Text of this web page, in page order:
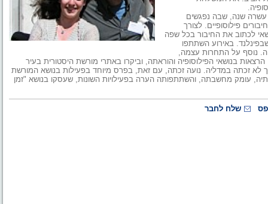
עשרה שנה, שבה נפגשים
פילוסופיים. לצורך
לכתוב את החיבור בכל שפה
באירוע השתתפו
נוסף על התחרות עצמה,
בנושאי הפילוסופיה והוראתה, וביקרו באתרי מורשת היסטורית בעיר
לא זכתה במדליה. נועה זכתה, עם זאת, בפרס מיוחד בפעילות בנושא המורשת
עומק מחשבתה, והשתתפותה הערה בפעילויות השונות, שעסקו בנושא "זמן
שלח לחבר